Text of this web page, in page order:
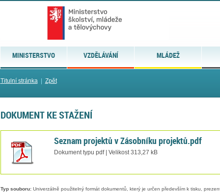
MINISTERSTVO VZDĚLÁVÁNÍ MLÁDEŽ
Titulní stránka| Zpět
DOKUMENT KE STAŽENÍ
Seznam projektů v Zásobníku projektů.pdf
Dokument typu pdf | Velikost 313,27 kB
Typ souboru:Univerzálně použitelný formát dokumentů, který je určen především k tisku,